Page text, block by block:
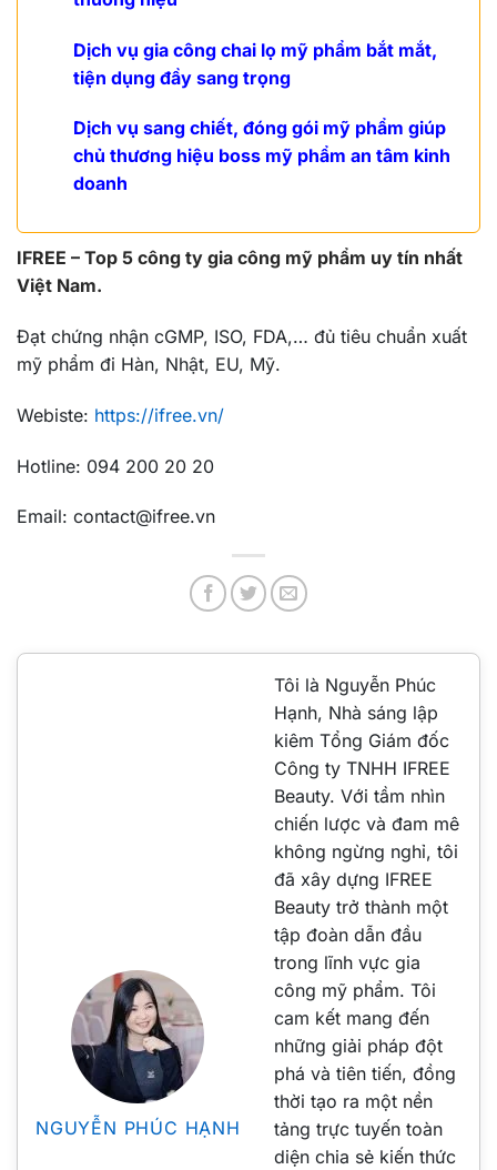
Dịch vụ gia công chai lọ mỹ phẩm bắt mắt,
tiện dụng đầy sang trọng
Dịch vụ sang chiết, đóng gói mỹ phẩm giúp
chủ thương hiệu boss mỹ phẩm an tâm kinh
doanh
IFREE – Top 5 công ty gia công mỹ phẩm uy tín nhất
Việt Nam.
Đạt chứng nhận cGMP, ISO, FDA,… đủ tiêu chuẩn xuất
mỹ phẩm đi Hàn, Nhật, EU, Mỹ.
Webiste: https://ifree.vn/
Hotline: 094 200 20 20
Email: contact@ifree.vn
NGUYỄN PHÚC HẠNH
Tôi là Nguyễn Phúc
Hạnh, Nhà sáng lập
kiêm Tổng Giám đốc
Công ty TNHH IFREE
Beauty. Với tầm nhìn
chiến lược và đam mê
không ngừng nghỉ, tôi
đã xây dựng IFREE
Beauty trở thành một
tập đoàn dẫn đầu
trong lĩnh vực gia
công mỹ phẩm. Tôi
cam kết mang đến
những giải pháp đột
phá và tiên tiến, đồng
thời tạo ra một nền
tảng trực tuyến toàn
diện chia sẻ kiến thức